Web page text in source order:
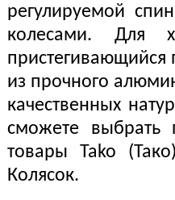
регулируемой
колесами. Для
пристегивающийся
из прочного
качественных
сможете выбрать
товары Tako
Колясок.